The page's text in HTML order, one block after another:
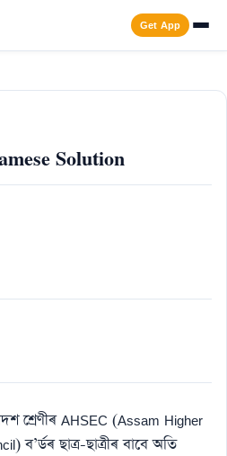
Get App
Solution
শ্ৰেণীৰ AHSEC (Assam Higher
ব’ৰ্ডৰ ছাত্ৰ-ছাত্ৰীৰ বাবে অতি